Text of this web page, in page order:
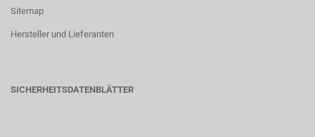
Sitemap
Hersteller und Lieferanten
SICHERHEITSDATENBLÄTTER